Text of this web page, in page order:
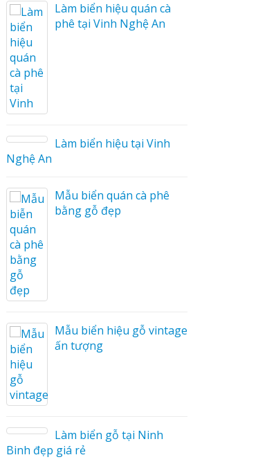
Làm biển hiệu quán cà
phê tại Vinh Nghệ An
Làm biển hiệu tại Vinh
Nghệ An
Mẫu biển quán cà phê
bằng gỗ đẹp
Mẫu biển hiệu gỗ vintage
ấn tượng
Làm biển gỗ tại Ninh
Binh đẹp giá rẻ